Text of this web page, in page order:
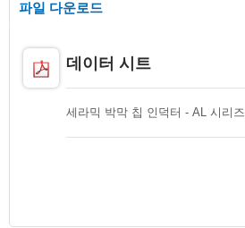
파일 다운로드
데이터 시트
세라믹 박막 칩 인덕터 - AL 시리즈